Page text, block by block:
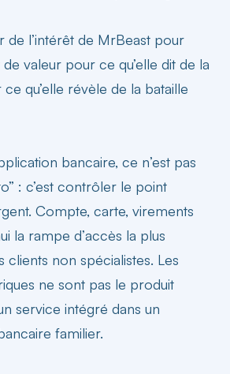
de l’intérêt de MrBeast pour
de valeur pour ce qu’elle dit de la
qu’elle révèle de la bataille
bancaire, ce n’est pas
: c’est contrôler le point
Compte, carte, virements
la rampe d’accès la plus
clients non spécialistes. Les
ne sont pas le produit
service intégré dans un
familier.